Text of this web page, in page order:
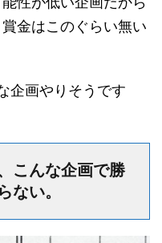
金はこのぐらい無い
企画やりそうです
こんな企画で勝
ない。